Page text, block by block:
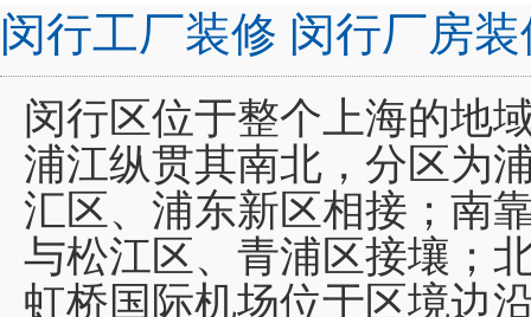
闵行工厂装修 闵行厂房装
闵行区位于整个上海的地
浦江纵贯其南北，分区为
汇区、浦东新区相接；南
与松江区、青浦区接壤；
虹桥国际机场位于区境边